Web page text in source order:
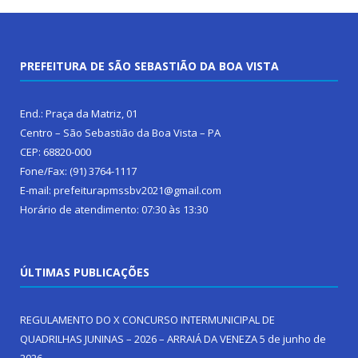
PREFEITURA DE SÃO SEBASTIÃO DA BOA VISTA
End.: Praça da Matriz, 01
Centro – São Sebastião da Boa Vista – PA
CEP: 68820-000
Fone/Fax: (91) 3764-1117
E-mail: prefeiturapmssbv2021@gmail.com
Horário de atendimento: 07:30 às 13:30
ÚLTIMAS PUBLICAÇÕES
REGULAMENTO DO X CONCURSO INTERMUNICIPAL DE
QUADRILHAS JUNINAS – 2026 – ARRAIÁ DA VENEZA5 de junho de